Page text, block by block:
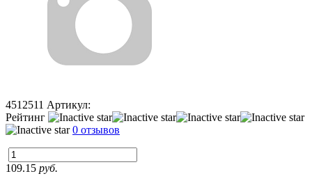
4512511 Артикул:
Рейтинг
0 отзывов
109.15 руб.